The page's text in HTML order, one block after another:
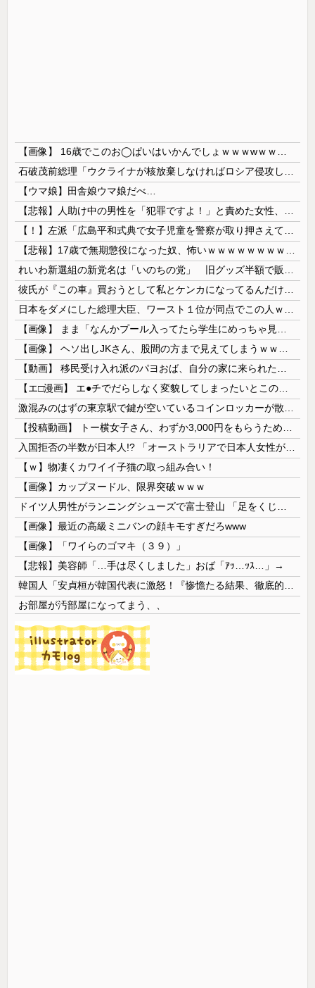
【ウマ娘】田舎娘ウマ娘だべ…
【ｗ】物凄くカワイイ子猫の取っ組み合い！
【画像】カップヌードル、限界突破ｗｗｗ
【画像】最近の高級ミニバンの顔キモすぎだろwww
【画像】「ワイらのゴマキ（３９）」
【悲報】美容師「…手は尽くしました」おば「ｱｯ…ｯｽ…」→
お部屋が汚部屋になってまう、、